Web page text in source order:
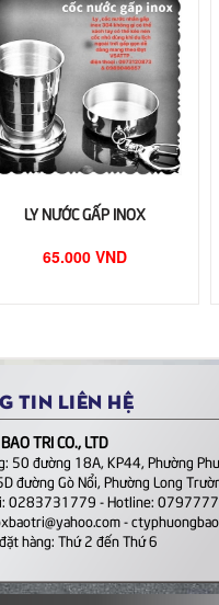
LY NƯỚC GẤP INOX
65.000 VND
TIN LIÊN HỆ
TRI CO., LTD
50 đường 18A, KP44, Phường
đường Gò Nổi, Phường Long
0283731779 - Hotline:
-
hàng: Thứ 2 đến Thứ 6